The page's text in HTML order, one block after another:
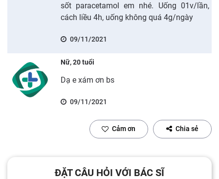
sốt paracetamol em nhé. Uống 01v/lần,
cách liều 4h, uống không quá 4g/ngày
09/11/2021
Nữ, 20 tuổi
Dạ e xám ơn bs
09/11/2021
Cảm ơn Chia sẻ
ĐẶT CÂU HỎI VỚI BÁC SĨ